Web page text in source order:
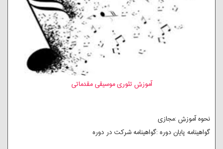
آموزش تئوری موسیقی مقدماتی
نحوه آموزش :مجازی
گواهینامه پایان دوره :گواهینامه شرکت در دوره